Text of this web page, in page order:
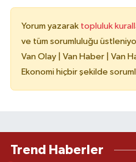
Yorum yazarak topluluk
ve tüm sorumluluğu
Van Olay | Van Haber | Van
Ekonomi hiçbir şekilde
Trend Haberler